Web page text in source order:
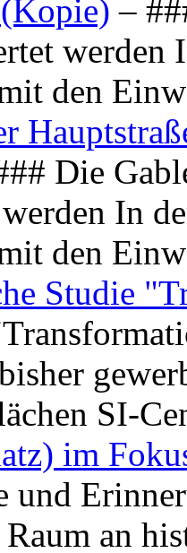
–
werden
den
Die
In
den
Studie
SI-
im
und
an